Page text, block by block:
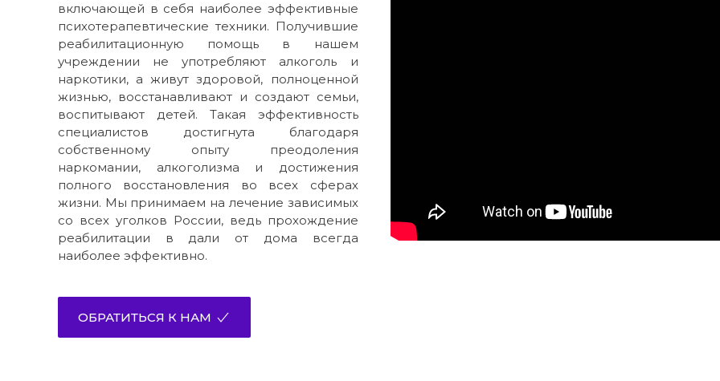
включающей в себя наиболее эффективные
психотерапевтические техники. Получившие
реабилитационную помощь в нашем
учреждении не употребляют алкоголь и
наркотики, а живут здоровой, полноценной
жизнью, восстанавливают и создают семьи,
воспитывают детей. Такая эффективность
специалистов достигнута благодаря
собственному опыту преодоления
наркомании, алкоголизма и достижения
полного восстановления во всех сферах
жизни. Мы принимаем на лечение зависимых
со всех уголков России, ведь прохождение
реабилитации в дали от дома всегда
наиболее эффективно.
ОБРАТИТЬСЯ К НАМ